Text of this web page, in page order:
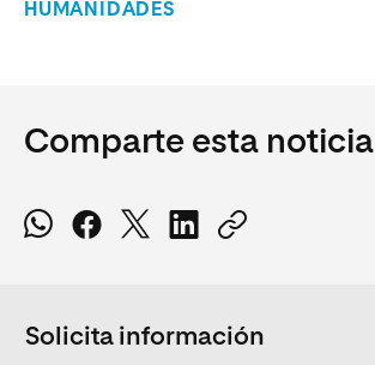
HUMANIDADES
Comparte esta noticia
Solicita información